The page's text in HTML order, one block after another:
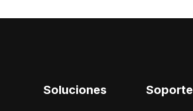
Soluciones Soporte